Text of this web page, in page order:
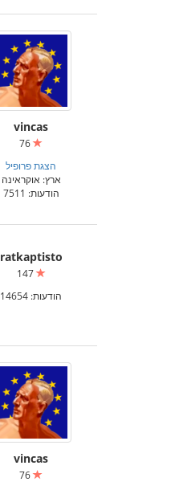
vincas
הצגת פרופיל
ארץ: אוקראינה
הודעות: 7511
ratkaptisto
147
הודעות: 14654
vincas